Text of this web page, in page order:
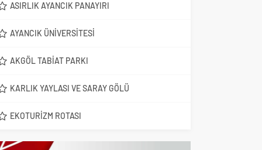
ASIRLIK AYANCIK PANAYIRI
AYANCIK ÜNIVERSITESI
AKGÖL TABIAT PARKI
KARLIK YAYLASI VE SARAY GÖLÜ
EKOTURIZM ROTASI